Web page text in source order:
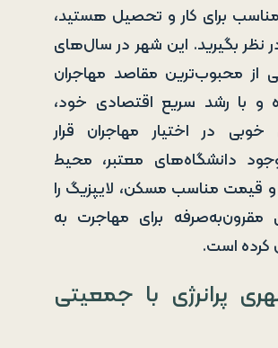
مناسب برای کار و تحصیل هستید،
در نظر بگیرید. این شهر در سال‌های
از محبوب‌ترین مقاصد مهاجران
و با رشد سریع اقتصادی خود،
در اختیار مهاجران قرار
دانشگاه‌های معتبر، محیط
قیمت مناسب مسکن، لایپزیگ را
مقرون‌به‌صرفه برای مهاجرت به
کرده است.
پرانرژی با جمعیتی